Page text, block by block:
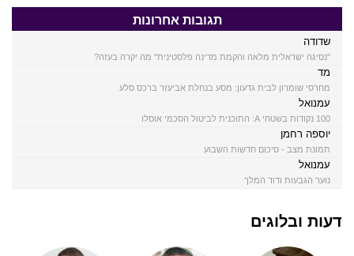
תגובות אחרונות
שדודה
"נסיגה ישראלית מלאה והקמת מדינה פלסטינית" מה יקרה בעזה?
מד
מחרסי שומרון לבית גדעון: מסע בנחלת אביעזר ברכס סלע
עמנואל
100 נקודות בשטחי A: התוכנית לביטול הסכמי אוסלו
יוספה רחמן
תמונת מצב - סיכום חדשות השבוע
עמנואל
נוער הגבעות ודוד המלך
דעות ובלוגים